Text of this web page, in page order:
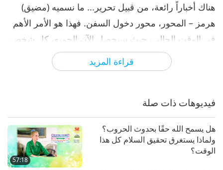
قراءة المزيد
هناك أخباراً رائعة، من قبيل تحرير... ما نسميه (مضيق)
هرمز – المحور، محور دخول السفن. فهذا هو الأمر الأهم
في الوقت الحالي، حيث سيحصل الآن الجميع، كل شخص
على هذا الكوكب، على كل الضروريات التي يحتاجونها عن
طريق حاويات الشحن، وسيحظون بالسلام.
الأقدس الأقوى – الله تعالى، ويسوع المسيح، والمعلم
المطلق. بدون بركتهم، وإذنهم، لا يمكن تحقيق ذلك. علينا
أيضاً أن نشكر بشكل خاص ملك السلام، الذي كان متعاوناً
للغاية، ومعينا للغاية بشتى الطرق. أنا شخصياً أشكره،
فيديوهات ذات صلة
57:18
هل يسمح الله حقًا بحدوث الحروب؟
ولماذا يستغرق تحقيق السلام كل هذا
الوقت؟